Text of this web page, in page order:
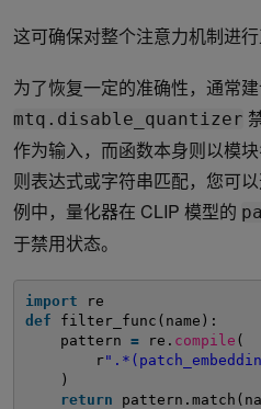
这可确保对整个注意力机制进行
为了恢复一定的准确性，通常
mtq.disable_quantizer
作为输入，而函数本身则以模
则表达式或字符串匹配，您可
例中，量化器在 CLIP 模型的
于禁用状态。
import
re
def
filter_func(name):
pattern = re. compile (
r
)
return